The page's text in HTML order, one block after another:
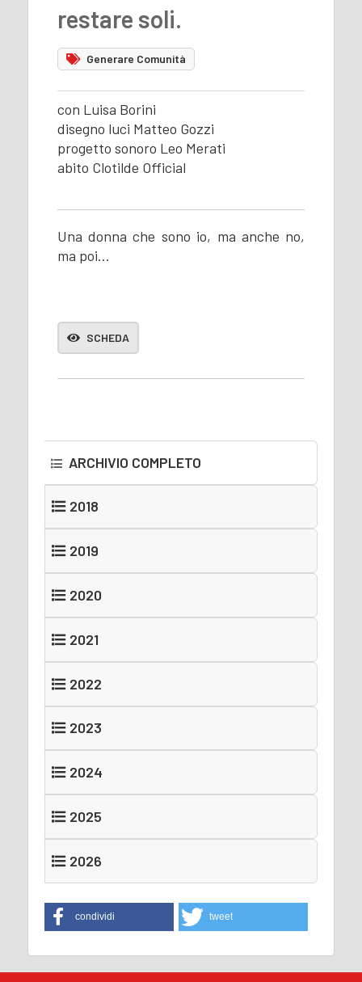
restare soli.
Generare Comunità
con Luisa Borini
disegno luci Matteo Gozzi
progetto sonoro Leo Merati
abito Clotilde Official
Una donna che sono io, ma anche no,
ma poi…
SCHEDA
ARCHIVIO COMPLETO
2018
2019
2020
2021
2022
2023
2024
2025
2026
condividi tweet